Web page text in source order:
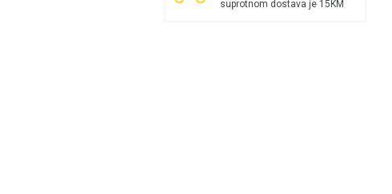
suprotnom dostava je 15KM